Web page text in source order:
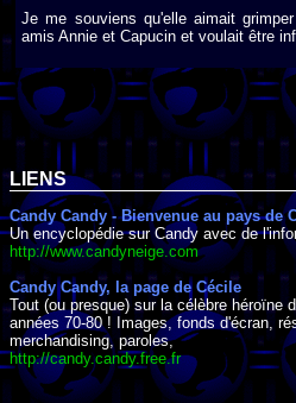
Je me souviens qu'elle aimait
amis Annie et Capucin et voulait être
LIENS
Candy Candy - Bienvenue au pays de
Un encyclopédie sur Candy avec de
http://www.candyneige.com
Candy Candy, la page de Cécile
Tout (ou presque) sur la célèbre héroïne
années 70-80 ! Images, fonds d'écran,
merchandising, paroles,
http://candy.candy.free.fr